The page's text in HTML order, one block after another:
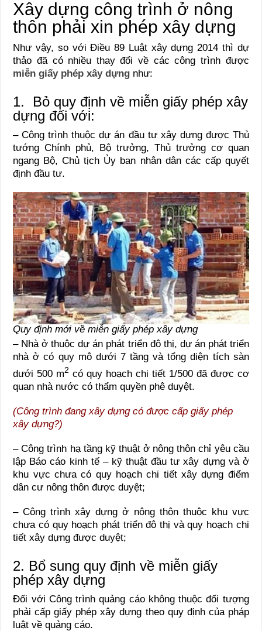
Xây dựng công trình ở nông
thôn phải xin phép xây dựng
Như vậy, so với Điều 89 Luật xây dựng 2014 thì dự
thảo đã có nhiều thay đổi về các công trình được
miễn giấy phép xây dựng như:
1. Bỏ quy định về miễn giấy phép xây
dựng đối với:
– Công trình thuộc dự án đầu tư xây dựng được Thủ
tướng Chính phủ, Bộ trưởng, Thủ trưởng cơ quan
ngang Bộ, Chủ tịch Ủy ban nhân dân các cấp quyết
định đầu tư.
Quy định mới về miễn giấy phép xây dựng
– Nhà ở thuộc dự án phát triển đô thị, dự án phát triển
nhà ở có quy mô dưới 7 tầng và tổng diện tích sàn
dưới 500 m2 có quy hoạch chi tiết 1/500 đã được cơ
quan nhà nước có thẩm quyền phê duyệt.
(Công trình đang xây dựng có được cấp giấy phép
xây dựng?)
– Công trình hạ tầng kỹ thuật ở nông thôn chỉ yêu cầu
lập Báo cáo kinh tế – kỹ thuật đầu tư xây dựng và ở
khu vực chưa có quy hoạch chi tiết xây dựng điểm
dân cư nông thôn được duyệt;
– Công trình xây dựng ở nông thôn thuộc khu vực
chưa có quy hoạch phát triển đô thị và quy hoạch chi
tiết xây dựng được duyệt;
2. Bổ sung quy định về miễn giấy
phép xây dựng
Đối với Công trình quảng cáo không thuộc đối tượng
phải cấp giấy phép xây dựng theo quy định của pháp
luật về quảng cáo.